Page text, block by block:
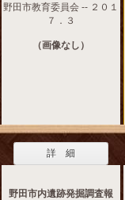
野田市教育委員会 -- ２０１
７．３
（画像なし）
詳 細
野田市内遺跡発掘調査報